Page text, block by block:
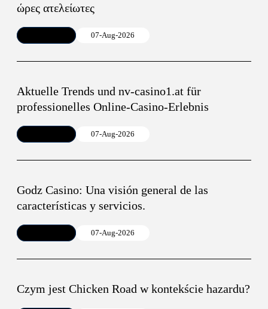
ώρες ατελείωτες
07-Aug-2026
Aktuelle Trends und nv-casino1.at für
professionelles Online-Casino-Erlebnis
07-Aug-2026
Godz Casino: Una visión general de las
características y servicios.
07-Aug-2026
Czym jest Chicken Road w kontekście hazardu?